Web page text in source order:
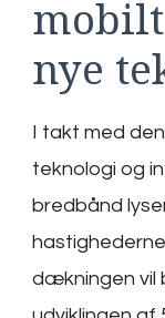
nye
I takt med
teknologi og
bredbånd
dækningen vil